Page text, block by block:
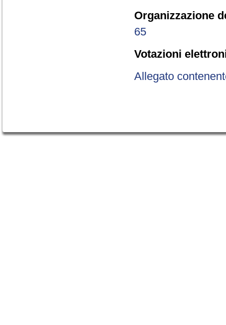
Organizzazione
65
Votazioni
Allegato